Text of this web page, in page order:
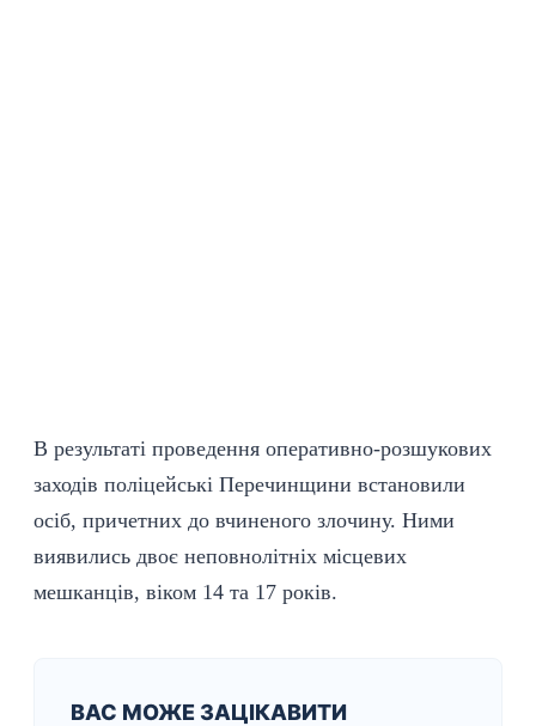
В результаті проведення оперативно-розшукових
заходів поліцейські Перечинщини встановили
осіб, причетних до вчиненого злочину. Ними
виявились двоє неповнолітніх місцевих
мешканців, віком 14 та 17 років.
ВАС МОЖЕ ЗАЦІКАВИТИ